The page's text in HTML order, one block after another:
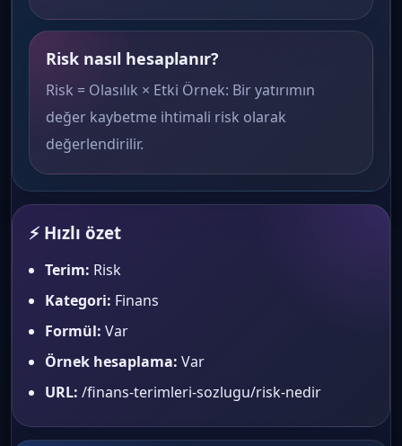
Risk nasıl hesaplanır?
Risk = Olasılık × Etki Örnek: Bir yatırımın
değer kaybetme ihtimali risk olarak
değerlendirilir.
⚡ Hızlı özet
Terim: Risk
Kategori: Finans
Formül: Var
Örnek hesaplama: Var
URL: /finans-terimleri-sozlugu/risk-nedir